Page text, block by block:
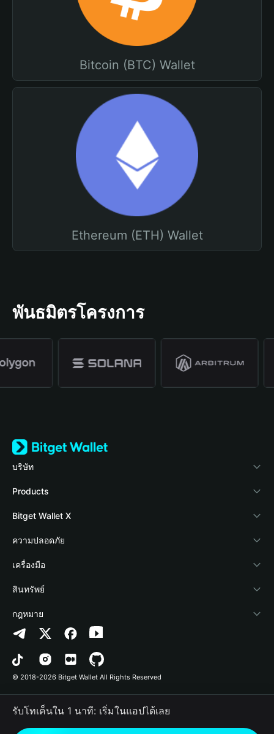
Bitcoin (BTC) Wallet
Ethereum (ETH) Wallet
พันธมิตรโครงการ
บริษัท
เกี่ยวกับ Bitget Wallet
Blog
Academy
ข่าวสารด้านคริปโต
ศูนย์ช่วยเหลือ
ติดต่อเรา
ทรัพยากรข้อมูลของแบรนด์
อาชีพ
Products
Crypto Card
Stablecoin Earn
Payfi Crypto
Crypto Swap API
Altcoin Season Index
Prediction Markets
DApp
RWA
Bitget Wallet X
นักพัฒนา
เชื่อมต่อ Wallet
Bitget Wallet Pay
ลิสต์โปรเจกต์
ความปลอดภัย
Protection Fund
เทคโนโลยีความปลอดภัย
เครื่องมือ
ซื้อคริปโต
การตรวจจับการอนุญาต
การตรวจจับสัญญา
การโอนเป็นชุด
สินทรัพย์
Arbitrum
Avalanche
Bitcoin
Polygon
กฎหมาย
นโยบายความเป็นส่วนตัว
ข้อตกลงในการใช้บริการ
© 2018-2026 Bitget Wallet All Rights Reserved
รับโทเค็นใน 1 นาที: เริ่มในแอปได้เลย